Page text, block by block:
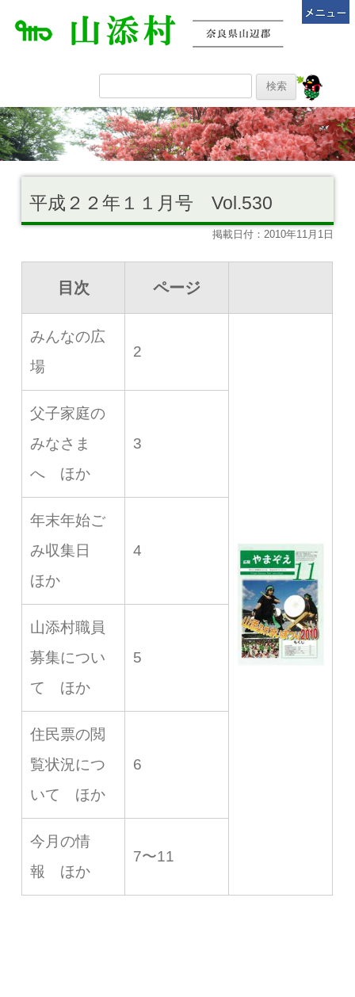
平成２２年１１月号 Vol.530
掲載日付：2010年11月1日
目次 ページ
みんなの広
場
2
父子家庭の
みなさま
へ ほか
3
年末年始ご
み収集日
ほか
4
山添村職員
募集につい
て ほか
5
住民票の閲
覧状況につ
いて ほか
6
今月の情
報 ほか
7〜11